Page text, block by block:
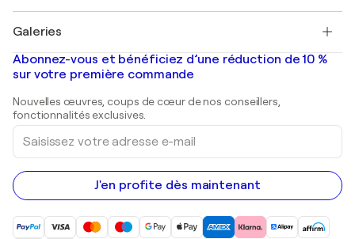
Banksy
Mr. Brainwash
Shepard Fairey
Tableaux abstraits à vendre
Peintures de paysage
Estampes
Peintures acryliques
Galeries
Galeries d'art en France
Galeries d'art en Belgique
Abonnez-vous et bénéficiez d’une réduction de 10 %
sur votre première commande
Nouvelles œuvres, coups de cœur de nos conseillers,
fonctionnalités exclusives.
Saisissez
votre
adresse
e-
mail
J'en profite dès maintenant